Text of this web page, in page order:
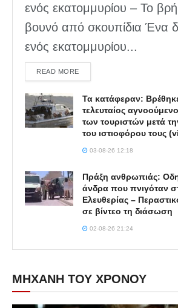
ενός εκατομμυρίου – Το
βουνό από σκουπίδια Ένα
ενός εκατομμυρίου...
READ MOREDETAILS
Τα κατάφεραν:
τελευταίος
των τουριστών μετά
του ιστιοφόρου τους
03-08-26 12:18
Πράξη ανθρωπιάς:
άνδρα που πνιγόταν
Ελευθερίας –
σε βίντεο τη διάσωση
02-08-26 21:24
ΜΗΧΑΝΗ ΤΟΥ ΧΡΟΝΟΥ